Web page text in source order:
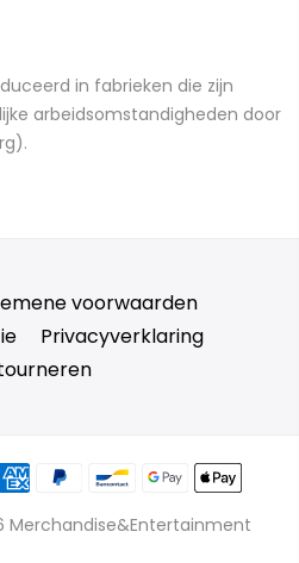
in fabrieken die zijn
arbeidsomstandigheden door
voorwaarden
Privacyverklaring
Merchandise&Entertainment